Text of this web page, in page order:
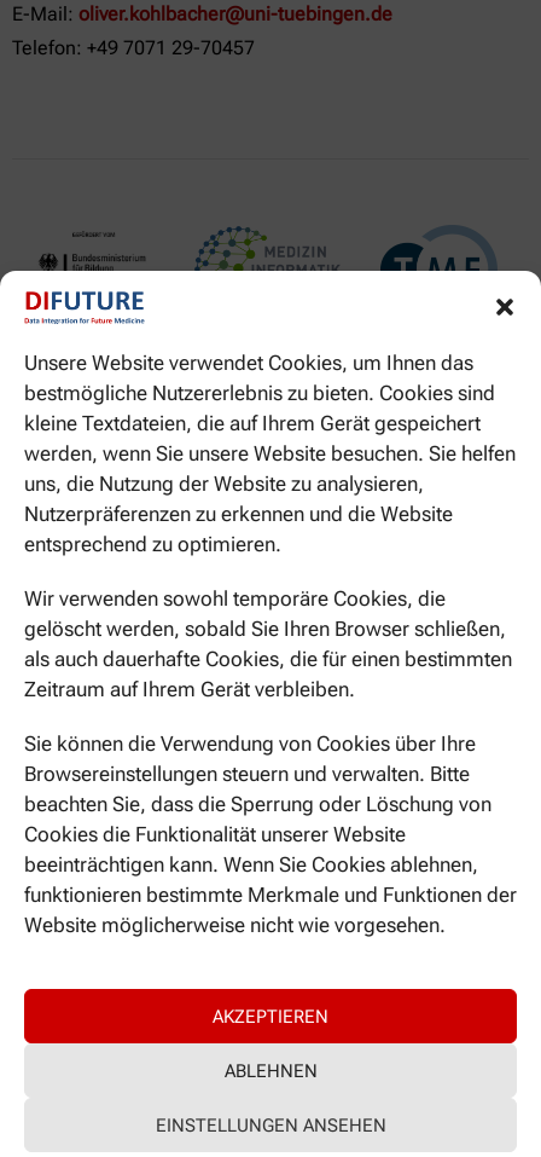
Unsere Website verwendet Cookies, um Ihnen das
bestmögliche Nutzererlebnis zu bieten. Cookies sind
kleine Textdateien, die auf Ihrem Gerät gespeichert
werden, wenn Sie unsere Website besuchen. Sie helfen
uns, die Nutzung der Website zu analysieren,
Nutzerpräferenzen zu erkennen und die Website
entsprechend zu optimieren.
Wir verwenden sowohl temporäre Cookies, die
gelöscht werden, sobald Sie Ihren Browser schließen,
als auch dauerhafte Cookies, die für einen bestimmten
Zeitraum auf Ihrem Gerät verbleiben.
Sie können die Verwendung von Cookies über Ihre
Browsereinstellungen steuern und verwalten. Bitte
beachten Sie, dass die Sperrung oder Löschung von
Cookies die Funktionalität unserer Website
beeinträchtigen kann. Wenn Sie Cookies ablehnen,
funktionieren bestimmte Merkmale und Funktionen der
Website möglicherweise nicht wie vorgesehen.
AKZEPTIEREN
ABLEHNEN
EINSTELLUNGEN ANSEHEN
E-Mail: oliver.kohlbacher@uni-tuebingen.de
Telefon: +49 7071 29-70457
WIR SIND HIER ZU ERREICHEN
Ismaninger Str. 22
81675 München
JETZT KONTAKTIEREN
NICHTS MEHR VERPASSEN
© 2024 DIFUTURE